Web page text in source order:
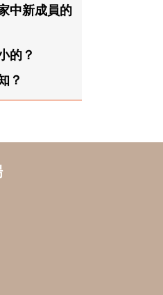
中新成員的
的？
？